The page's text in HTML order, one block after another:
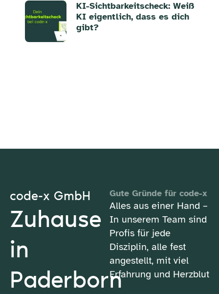
KI-Sichtbarkeitscheck: Weiß
KI eigentlich, dass es dich
gibt?
code-x GmbH
Zuhause
in
Paderborn
Gute Gründe für code-x
Alles aus einer Hand –
In unserem Team sind
Profis für jede
Disziplin, alle fest
angestellt, mit viel
Erfahrung und Herzblut